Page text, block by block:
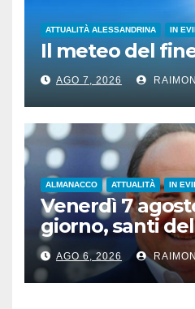
ATTUALITÀ ALESSANDRINA IN
Il meteo del
AGO 7, 2026
ALMANACCO ATTUALITÀ IN
Venerdì 7
giorno, santi
famosi,
AGO 6, 2026